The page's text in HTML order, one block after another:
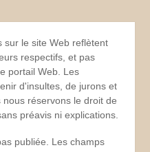
sur le site Web reflètent
respectifs, et pas
portail Web. Les
d'insultes, de jurons et
réservons le droit de
préavis ni explications.
publiée. Les champs